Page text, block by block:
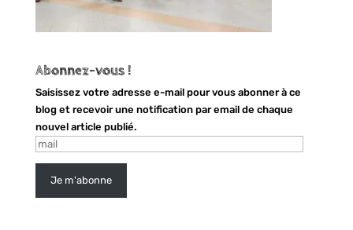
Abonnez-vous !
Saisissez votre adresse e-mail pour vous abonner à ce
blog et recevoir une notification par email de chaque
nouvel article publié.
mail
Je m'abonne